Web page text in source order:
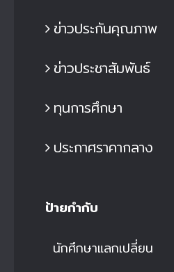
ข่าวประกันคุณภาพ
ข่าวประชาสัมพันธ์
ทุนการศึกษา
ประกาศราคากลาง
ป้ายกำกับ
นักศึกษาแลกเปลี่ยน